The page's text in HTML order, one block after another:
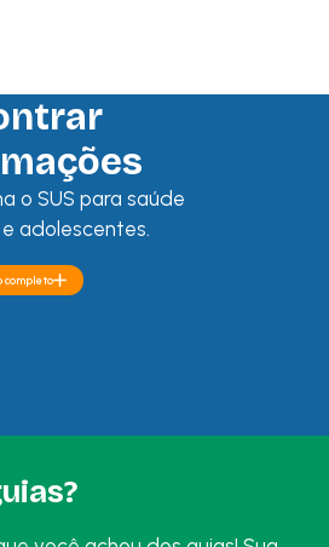
o SUS para saúde
adolescentes.
completo